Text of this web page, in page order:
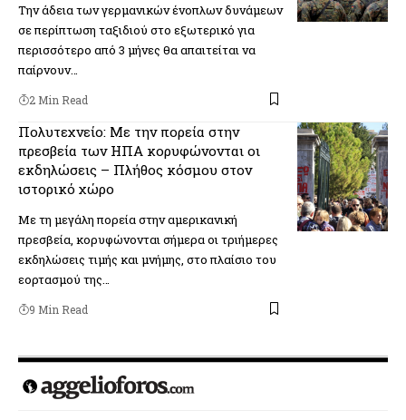
Την άδεια των γερμανικών ένοπλων δυνάμεων
σε περίπτωση ταξιδιού στο εξωτερικό για
περισσότερο από 3 μήνες θα απαιτείται να
παίρνουν…
2 Min Read
Πολυτεχνείο: Με την πορεία στην
πρεσβεία των ΗΠΑ κορυφώνονται οι
εκδηλώσεις – Πλήθος κόσμου στον
ιστορικό χώρο
Με τη μεγάλη πορεία στην αμερικανική
πρεσβεία, κορυφώνονται σήμερα οι τριήμερες
εκδηλώσεις τιμής και μνήμης, στο πλαίσιο του
εορτασμού της…
9 Min Read